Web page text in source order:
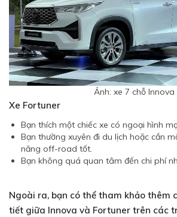
Ảnh: xe 7 chỗ Innova
Xe Fortuner
Bạn thích một chiếc xe có ngoại hình
Bạn thường xuyên đi du lịch hoặc cần
năng off-road tốt.
Bạn không quá quan tâm đến chi phí
Ngoài ra, bạn có thể tham khảo thêm
tiết giữa Innova và Fortuner trên các